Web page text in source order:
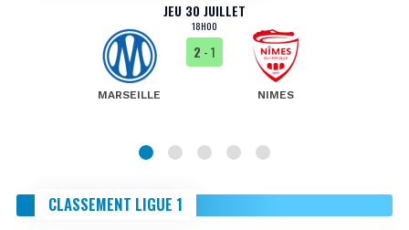
JEU 30 JUILLET
18H00
MARSEILLE
2 - 1
NIMES
CLASSEMENT LIGUE 1